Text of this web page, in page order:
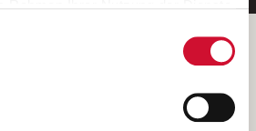
zulassen“ klicken, so stimmen
sämtlicher Cookies zu. Sie können
jederzeit widerrufen,
Einstellungen aufrufen und diese